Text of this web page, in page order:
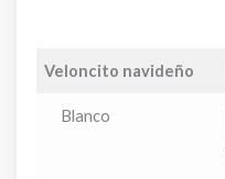
Veloncito navideño
Blanco